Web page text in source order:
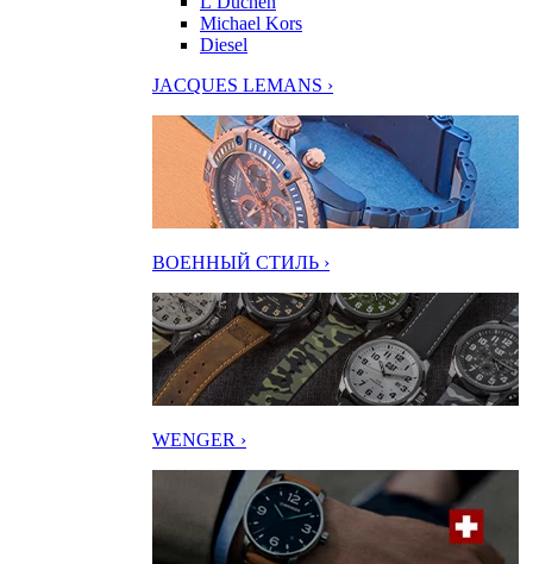
Michael Kors
Diesel
JACQUES LEMANS ›
ВОЕННЫЙ СТИЛЬ ›
WENGER ›